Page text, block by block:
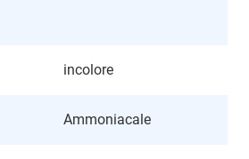
incolore
Ammoniacale